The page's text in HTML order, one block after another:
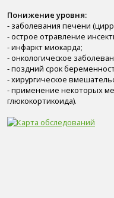
Понижение уровня:
- заболевания печени
- острое отравление
- инфаркт миокарда;
- онкологическое
- поздний срок
- хирургическое
- применение некоторых
глюкокортикоида).